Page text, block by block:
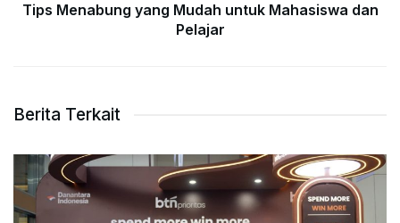
Tips Menabung yang Mudah untuk Mahasiswa dan
Pelajar
Berita Terkait